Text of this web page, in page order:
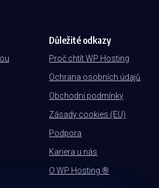
Důležité odkazy
Proč chtít WP Hosting
Ochrana osobních údajů
Obchodní podmínky
Zásady cookies (EU)
Podpora
Kariera u nás
O WP Hosting ®